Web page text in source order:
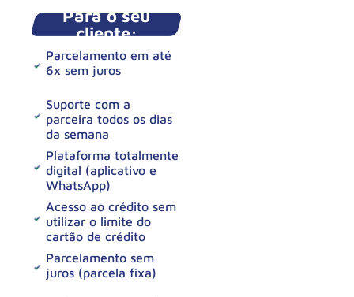
Para o seu
cliente:
Parcelamento em até
6x sem juros
Suporte com a
parceira todos os dias
da semana
Plataforma totalmente
digital (aplicativo e
WhatsApp)
Acesso ao crédito sem
utilizar o limite do
cartão de crédito
Parcelamento sem
juros (parcela fixa)